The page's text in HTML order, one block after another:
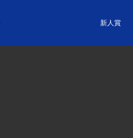
新人賞